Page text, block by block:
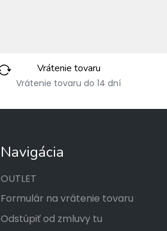
Vrátenie tovaru
Vrátenie tovaru do 14 dní
Navigácia
OUTLET
Formulár na vrátenie tovaru
Odstúpiť od zmluvy tu